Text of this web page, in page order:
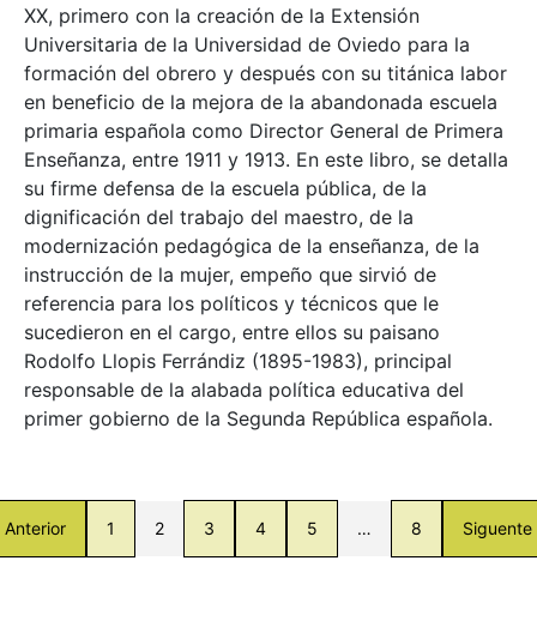
XX, primero con la creación de la Extensión
Universitaria de la Universidad de Oviedo para la
formación del obrero y después con su titánica labor
en beneficio de la mejora de la abandonada escuela
primaria española como Director General de Primera
Enseñanza, entre 1911 y 1913. En este libro, se detalla
su firme defensa de la escuela pública, de la
dignificación del trabajo del maestro, de la
modernización pedagógica de la enseñanza, de la
instrucción de la mujer, empeño que sirvió de
referencia para los políticos y técnicos que le
sucedieron en el cargo, entre ellos su paisano
Rodolfo Llopis Ferrándiz (1895-1983), principal
responsable de la alabada política educativa del
primer gobierno de la Segunda República española.
Anterior 1 2 3 4 5 … 8 Siguente